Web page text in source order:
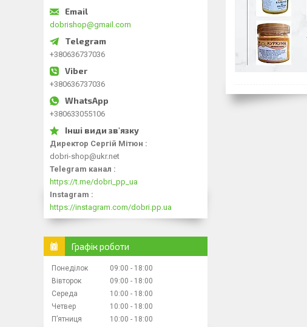
dobrishop@gmail.com
+380636737036
+380636737036
+380633055106
Директор Сергій Мітюн
dobri-shop@ukr.net
Telegram канал
https://t.me/dobri_pp_ua
Instagram
https://instagram.com/dobri.pp.ua
Графік роботи
Понеділок 09:00
18:00
Вівторок
09:00
18:00
Середа
10:00
18:00
Четвер
10:00
18:00
Пʼятниця
10:00 18:00